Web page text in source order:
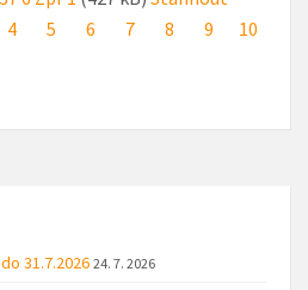
4 5 6 7 8 9 10
31.7.2026 24. 7. 2026